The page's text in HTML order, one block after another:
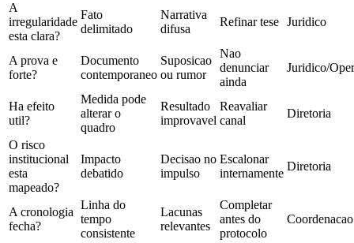
A
irregularidade
esta clara?
Fato
delimitado
Narrativa
difusa
Refinar tese Juridico
A prova e
forte?
Documento
contemporaneo
Suposicao
ou rumor
Nao
denunciar
ainda
Juridico/
Ha efeito
util?
Medida pode
alterar o
quadro
Resultado
improvavel
Reavaliar
canal
Diretoria
O risco
institucional
esta
mapeado?
Impacto
debatido
Decisao no
impulso
Escalonar
internamente
Diretoria
A cronologia
fecha?
Linha do
tempo
consistente
Lacunas
relevantes
Completar
antes do
protocolo
Coordenacao